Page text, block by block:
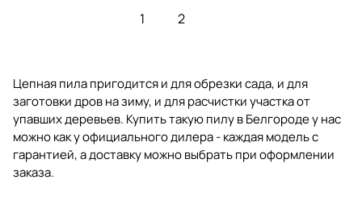
1 2
Цепная пила пригодится и для обрезки сада, и для
заготовки дров на зиму, и для расчистки участка от
упавших деревьев. Купить такую пилу в Белгороде у нас
можно как у официального дилера - каждая модель с
гарантией, а доставку можно выбрать при оформлении
заказа.